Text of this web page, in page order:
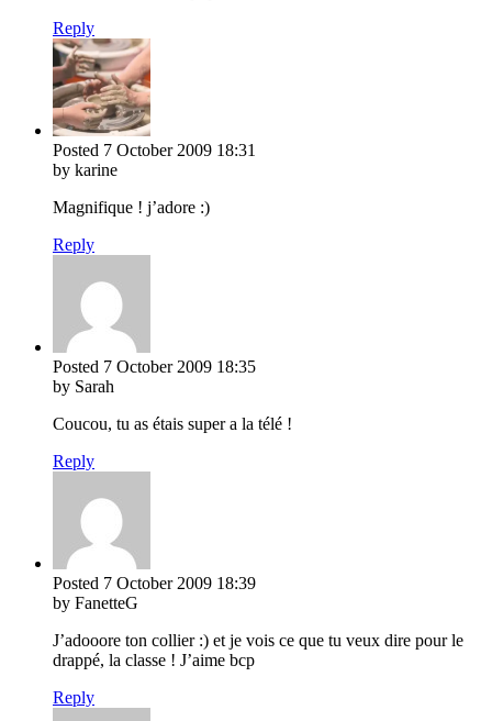
Reply
Posted 7 October 2009 18:31
by karine
Magnifique ! j’adore :)
Reply
Posted 7 October 2009 18:35
by Sarah
Coucou, tu as étais super a la télé !
Reply
Posted 7 October 2009 18:39
by FanetteG
J’adooore ton collier :) et je vois ce que tu veux dire pour le
drappé, la classe ! J’aime bcp
Reply